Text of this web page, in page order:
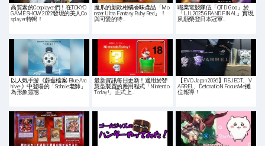
高質素的Cosplayer們！在TOKYO
GAME SHOW 2022發現的美人Co
splayer特輯！
魔爪的新款柑橘香味產品「Mo
nster Ultra Fantasy Ruby Red」！
與可愛的特…
職業電競隊伍「QT DIG∞」於
「LJL 2025 GRAND FINAL」實現
夙願榮登日本冠軍…
以人氣手游《蔚藍檔案-Blue Arc
hive-》中登場的「Schale老師」
為形象靈感…
最新資訊每日更新！適用於智
慧型裝置的應用程式「Nintendo
Today!」正式上…
【EVO Japan 2026】REJECT、V
ARREL、DetonatioN FocusMe攤
位報導！